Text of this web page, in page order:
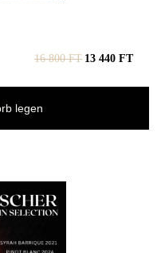
16 800FT 13 440 FT
legen